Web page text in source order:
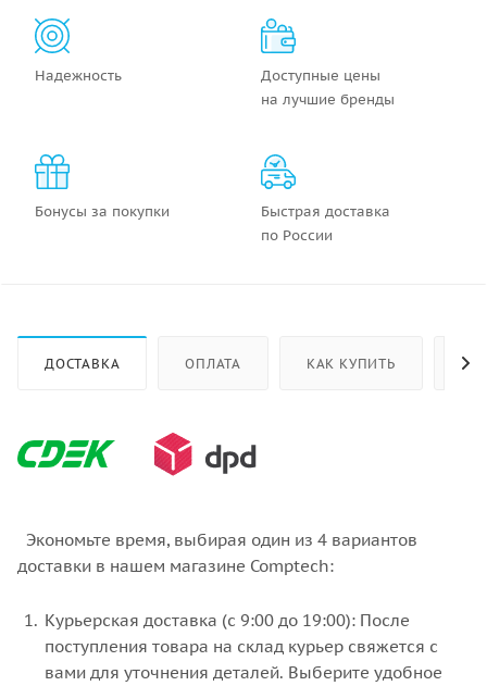
Надежность
Доступные цены
на лучшие бренды
Бонусы за покупки
Быстрая доставка
по России
ДОСТАВКА ОПЛАТА КАК КУПИТЬ
Экономьте время, выбирая один из 4 вариантов
доставки в нашем магазине Comptech:
Курьерская доставка (с 9:00 до 19:00): После
поступления товара на склад курьер свяжется с
вами для уточнения деталей. Выберите удобное